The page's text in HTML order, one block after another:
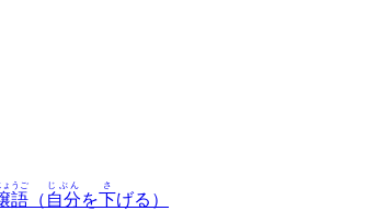
語
ょうご
（ 自分
じぶん
を下
さ
げる）